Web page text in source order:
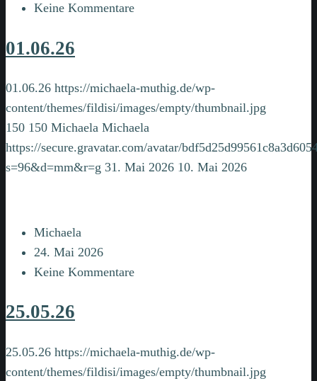
Keine Kommentare
01.06.26
01.06.26 https://michaela-muthig.de/wp-
content/themes/fildisi/images/empty/thumbnail.jpg
150 150 Michaela Michaela
https://secure.gravatar.com/avatar/
s=96&d=mm&r=g 31. Mai 2026 10. Mai 2026
Michaela
24. Mai 2026
Keine Kommentare
25.05.26
25.05.26 https://michaela-muthig.de/wp-
content/themes/fildisi/images/empty/thumbnail.jpg